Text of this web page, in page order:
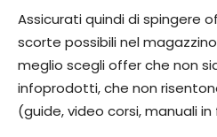
Assicurati quindi di spingere
scorte possibili nel
meglio scegli offer che non
infoprodotti, che non
(guide, video corsi, manuali